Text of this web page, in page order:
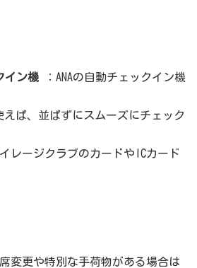
イン機 ：ANAの自動チェックイン機
えば、並ばずにスムーズにチェック
レージクラブのカードやICカード
変更や特別な手荷物がある場合は